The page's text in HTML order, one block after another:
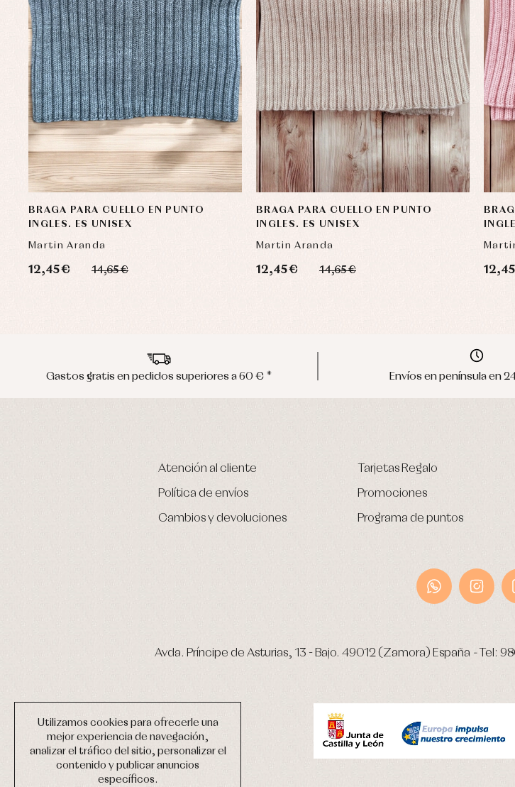
Utilizamos cookies para ofrecerle una
mejor experiencia de navegación,
analizar el tráfico del sitio, personalizar el
contenido y publicar anuncios
específicos.
BRAGA PARA CUELLO EN PUNTO
INGLES. ES UNISEX
Martin Aranda
12,45 € 14,65 €
BRAGA PARA CUELLO EN PUNTO
INGLES. ES UNISEX
Martin Aranda
12,45 € 14,65 €
Gastos gratis en pedidos superiores a 60 € * Envíos en península en
Atención al cliente
Política de envíos
Cambios y devoluciones
Tarjetas Regalo
Promociones
Programa de puntos
Avda. Príncipe de Asturias, 13 - Bajo. 49012 (Zamora) España -Tel: